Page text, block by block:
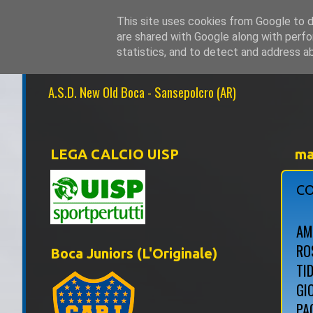
NEW OLD BOCA
A.S.D. New Old Boca - Sansepolcro (AR)
LEGA CALCIO UISP
Boca Juniors (L'Originale)
This site uses cookies from Google to
are shared with Google along with
statistics, and to detect and address